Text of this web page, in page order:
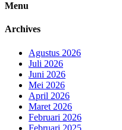
Menu
Archives
Agustus 2026
Juli 2026
Juni 2026
Mei 2026
April 2026
Maret 2026
Februari 2026
Februari 2025